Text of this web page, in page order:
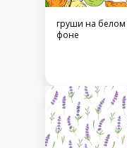
груши на белом
фоне